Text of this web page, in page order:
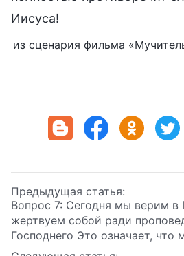
Иисуса!
из сценария фильма
Предыдущая статья:
Вопрос 7: Сегодня мы верим в
жертвуем собой ради
Господнего Это означает, что
святыми. Мы исполняем волю